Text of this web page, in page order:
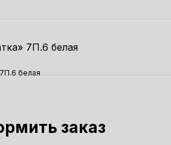
белая
заказ